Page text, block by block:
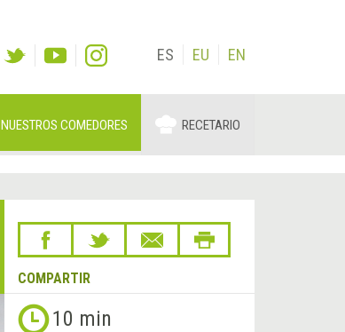
ES EU EN
NUESTROS COMEDORES RECETARIO
COMPARTIR
10 min